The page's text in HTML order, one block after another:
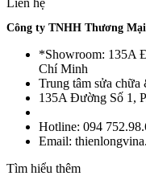
Liên hệ
Công ty TNHH Thương
*Showroom: 135A
Chí Minh
Trung tâm sửa chữa
135A Đường Số 1,
Hotline: 094
Email:
Tìm hiểu thêm